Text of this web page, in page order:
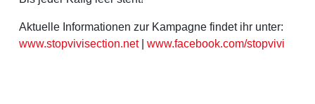
Aktuelle Informationen zur Kampagne findet ihr unter:
www.stopvivisection.net| www.facebook.com/stopvivi